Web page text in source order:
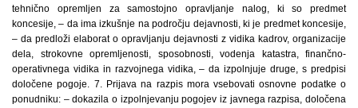
tehnično opremljen za samostojno opravljanje nalog, ki so predmet
koncesije, – da ima izkušnje na področju dejavnosti, ki je predmet koncesije,
– da predloži elaborat o opravljanju dejavnosti z vidika kadrov, organizacije
dela, strokovne opremljenosti, sposobnosti, vodenja katastra, finančno-
operativnega vidika in razvojnega vidika, – da izpolnjuje druge, s predpisi
določene pogoje. 7. Prijava na razpis mora vsebovati osnovne podatke o
ponudniku: – dokazila o izpolnjevanju pogojev iz javnega razpisa, določena